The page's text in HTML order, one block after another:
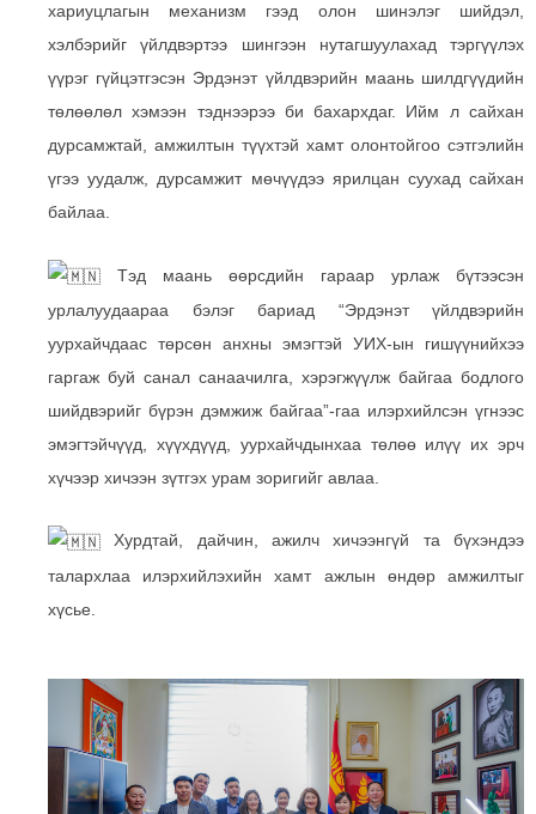
хариуцлагын механизм гээд олон шинэлэг шийдэл,
хэлбэрийг үйлдвэртээ шингээн нутагшуулахад тэргүүлэх
үүрэг гүйцэтгэсэн Эрдэнэт үйлдвэрийн маань шилдгүүдийн
төлөөлөл хэмээн тэднээрээ би бахархдаг. Ийм л сайхан
дурсамжтай, амжилтын түүхтэй хамт олонтойгоо сэтгэлийн
үгээ уудалж, дурсамжит мөчүүдээ ярилцан суухад сайхан
байлаа.
Тэд маань өөрсдийн гараар урлаж бүтээсэн
урлалуудаараа бэлэг бариад “Эрдэнэт үйлдвэрийн
уурхайчдаас төрсөн анхны эмэгтэй УИХ-ын гишүүнийхээ
гаргаж буй санал санаачилга, хэрэгжүүлж байгаа бодлого
шийдвэрийг бүрэн дэмжиж байгаа”-гаа илэрхийлсэн үгнээс
эмэгтэйчүүд, хүүхдүүд, уурхайчдынхаа төлөө илүү их эрч
хүчээр хичээн зүтгэх урам зоригийг авлаа.
Хурдтай, дайчин, ажилч хичээнгүй та бүхэндээ
талархлаа илэрхийлэхийн хамт ажлын өндөр амжилтыг
хүсье.